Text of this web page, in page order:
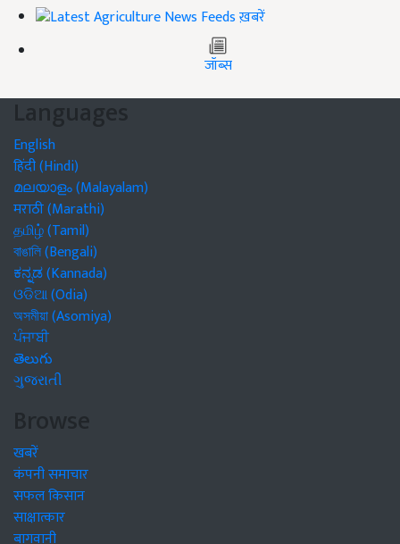
ख़बरें
जॉब्स
Languages
English
हिंदी (Hindi)
മലയാളം (Malayalam)
मराठी (Marathi)
தமிழ் (Tamil)
বাঙালি (Bengali)
ಕನ್ನಡ (Kannada)
ଓଡିଆ (Odia)
অসমীয়া (Asomiya)
ਪੰਜਾਬੀ
తెలుగు
ગુજરાતી
Browse
खबरें
कंपनी समाचार
सफल किसान
साक्षात्कार
बागवानी